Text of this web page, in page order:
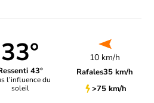
33°
43°
l’influence du
soleil
10 km/h
Rafales35 km/h
>75 km/h